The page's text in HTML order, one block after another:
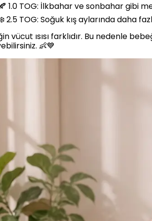
🍂 1.0 TOG: İlkbahar ve sonbahar gibi
2.5 TOG: Soğuk kış aylarında daha
vücut ısısı farklıdır. Bu nedenle
👶💙